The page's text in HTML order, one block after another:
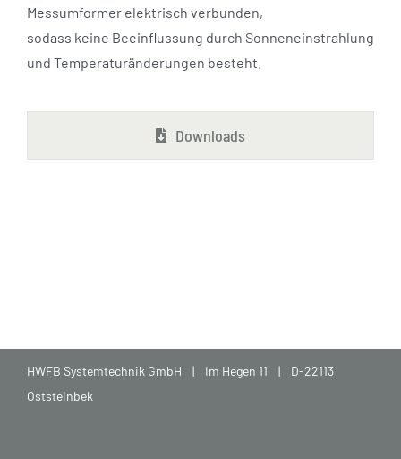
Messumformer elektrisch verbunden,
sodass keine Beeinflussung durch Sonneneinstrahlung
und Temperaturänderungen besteht.
Downloads
HWFB Systemtechnik GmbH | Im Hegen 11 | D-22113
Oststeinbek